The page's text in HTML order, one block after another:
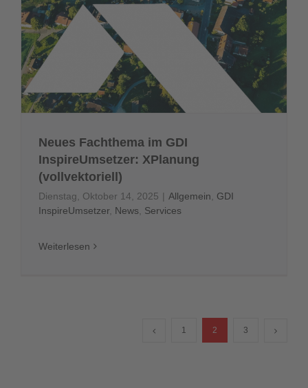
Neues Fachthema im GDI
InspireUmsetzer: XPlanung
(vollvektoriell)
Dienstag, Oktober 14, 2025 | Allgemein, GDI
InspireUmsetzer, News, Services
Weiterlesen
1 2 3